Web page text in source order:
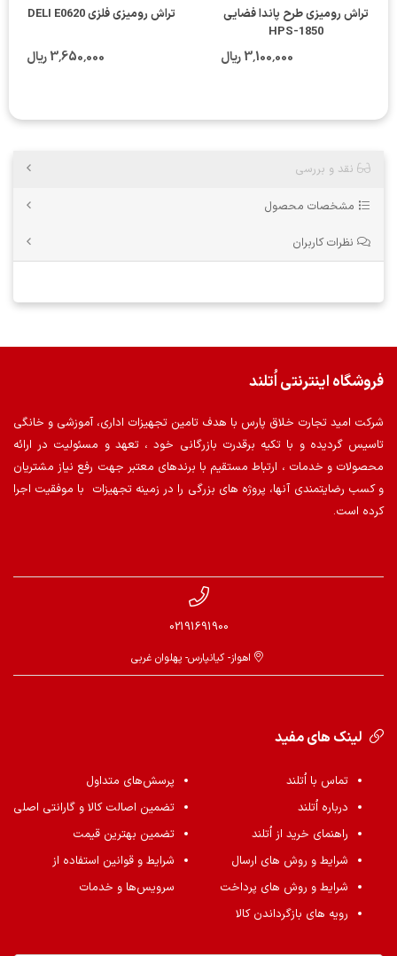
تراش رومیزی طرح پاندا فضایی
HPS-1850
3٬100٬000 ریال
تراش رومیزی فلزی DELI E0620
3٬650٬000 ریال
نقد و بررسی
مشخصات محصول
نظرات کاربران
فروشگاه اینترنتی اُتلند
شرکت امید تجارت خلاق پارس با هدف تامین تجهیزات اداری، آموزشی و خانگی
تاسیس گردیده و با تکیه برقدرت بازرگانی خود ، تعهد و مسئولیت در ارائه
محصولات و خدمات ، ارتباط مستقیم با برندهای معتبر جهت رفع نیاز مشتریان
و کسب رضایتمندی آنها، پروژه های بزرگی را در زمینه تجهیزات با موفقیت اجرا
کرده است.
02191691900
اهواز- کیانپارس- پهلوان غربی
لینک های مفید
تماس با اُتلند
درباره اُتلند
راهنمای خرید از اُتلند
شرایط و روش های ارسال
شرایط و روش های پرداخت
رویه های بازگرداندن کالا
پرسش‌های متداول
تضمین اصالت کالا و گارانتی اصلی
تضمین بهترین قیمت
شرایط و قوانین استفاده از
سرویس‌ها و خدمات